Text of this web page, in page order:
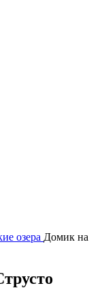
озера Домик на